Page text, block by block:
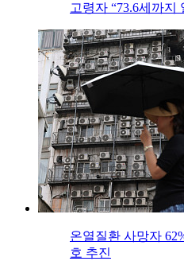
고령자 “73.6세까지
온열질환 사망자
호 추진